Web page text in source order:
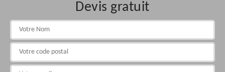
Devis gratuit